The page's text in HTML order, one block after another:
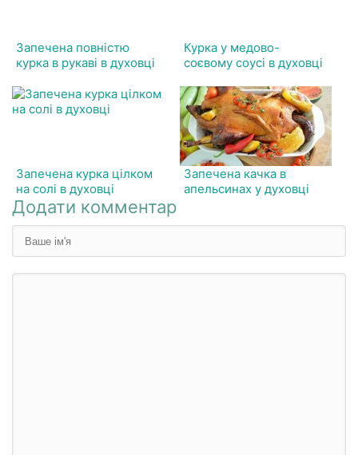
Запечена повністю
курка в рукаві в духовці
Курка у медово-
соєвому соусі в духовці
Запечена курка цілком
на солі в духовці
Запечена качка в
апельсинах у духовці
Додати комментар